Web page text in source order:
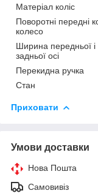
Матеріал коліс
Поворотні передні
колесо
Ширина передньої і
задньої осі
Перекидна ручка
Стан
Приховати
Умови доставки
Нова Пошта
Самовивіз